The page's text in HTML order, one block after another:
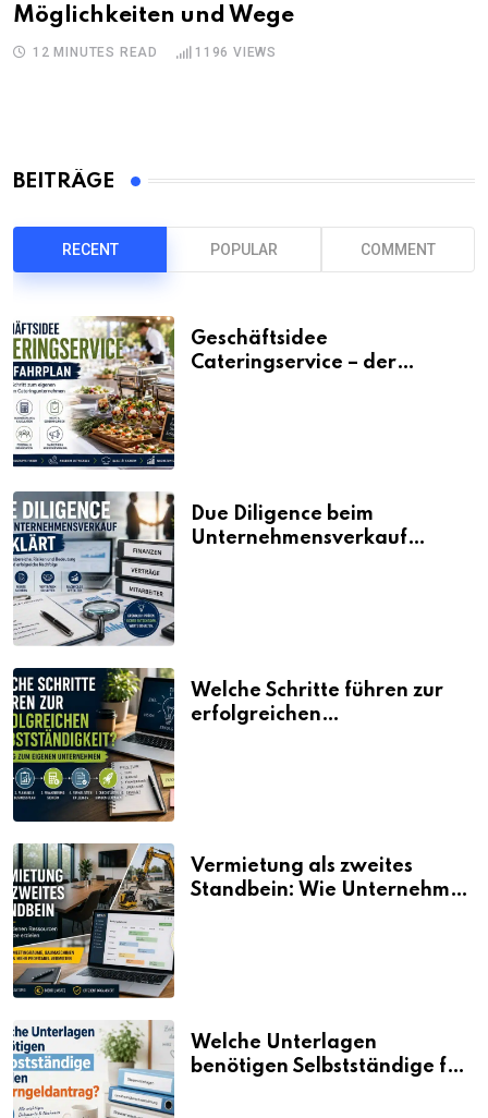
Möglichkeiten und Wege
12 MINUTES READ 1196 VIEWS
BEITRÄGE
RECENT POPULAR COMMENT
Geschäftsidee
Cateringservice – der
Due Diligence beim
Unternehmensverkauf
Welche Schritte führen zur
erfolgreichen
Vermietung als zweites
Standbein: Wie Unternehmen
Welche Unterlagen
benötigen Selbstständige für